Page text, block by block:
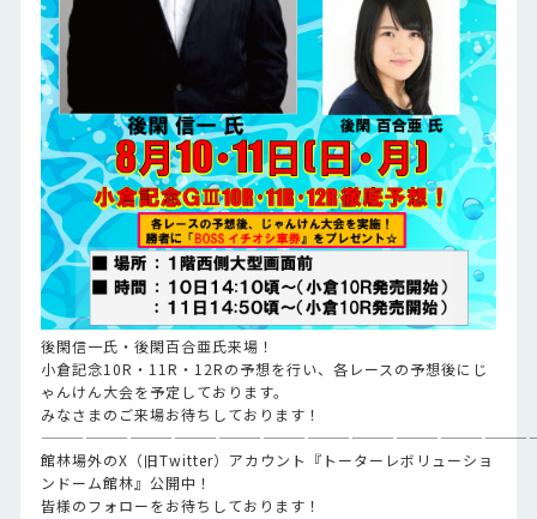
後閑信一氏・後閑百合亜氏来場！
小倉記念10R・11R・12Rの予想を行い、各レースの予想後にじ
ゃんけん大会を予定しております。
みなさまのご来場お待ちしております！
館林場外のX（旧Twitter）アカウント『トーターレボリューショ
ンドーム館林』公開中！
皆様のフォローをお待ちしております！